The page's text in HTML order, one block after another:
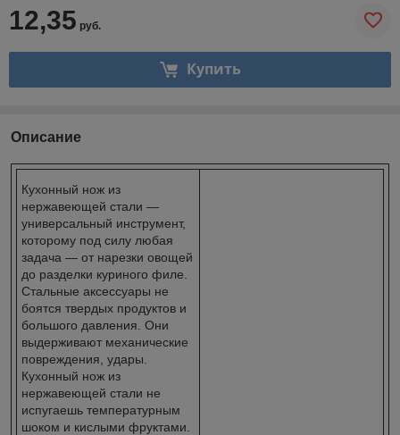
12,35 руб.
Купить
Описание
Кухонный нож из
нержавеющей стали —
универсальный инструмент,
которому под силу любая
задача — от нарезки овощей
до разделки куриного филе.
Стальные аксессуары не
боятся твердых продуктов и
большого давления. Они
выдерживают механические
повреждения, удары.
Кухонный нож из
нержавеющей стали не
испугаешь температурным
шоком и кислыми фруктами.